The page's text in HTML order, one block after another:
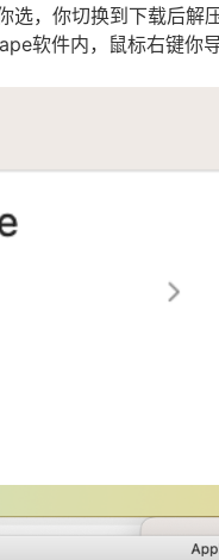
，你切换到下载后解
软件内，鼠标右键你